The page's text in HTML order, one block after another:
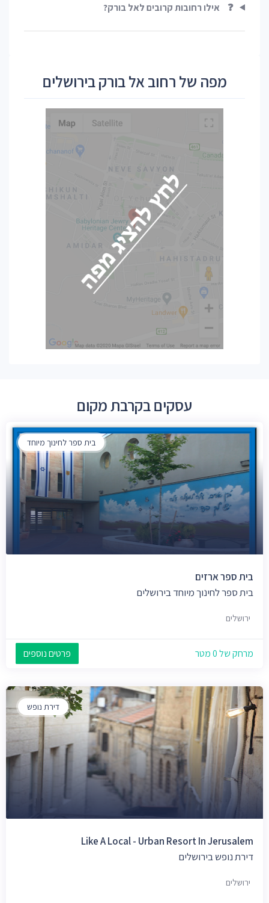
❓ אילו רחובות קרובים לאל בורק?
מפה של רחוב אל בורק בירושלים
עסקים בקרבת מקום
בית ספר לחינוך מיוחד
בית ספר ארזים
בית ספר לחינוך מיוחד בירושלים
ירושלים
מרחק של 0 מטר פרטים נוספים
דירת נופש
Like A Local - Urban Resort In Jerusalem
דירת נופש בירושלים
ירושלים